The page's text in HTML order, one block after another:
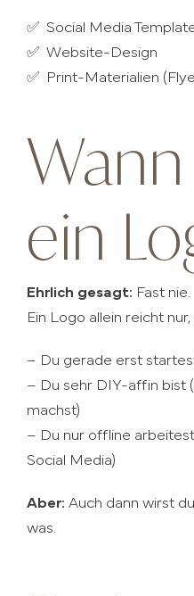
✅ Social Media
✅ Website-Design
✅ Print-Materialien
ein
Ehrlich gesagt: Fast nie.
Ein Logo allein reicht nur,
– Du gerade erst
– Du sehr DIY-affin bist
machst)
– Du nur offline
Social Media)
Aber: Auch dann wirst
was.